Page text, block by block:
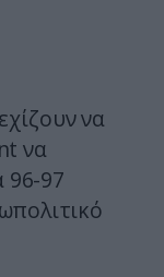
να
να
96-97